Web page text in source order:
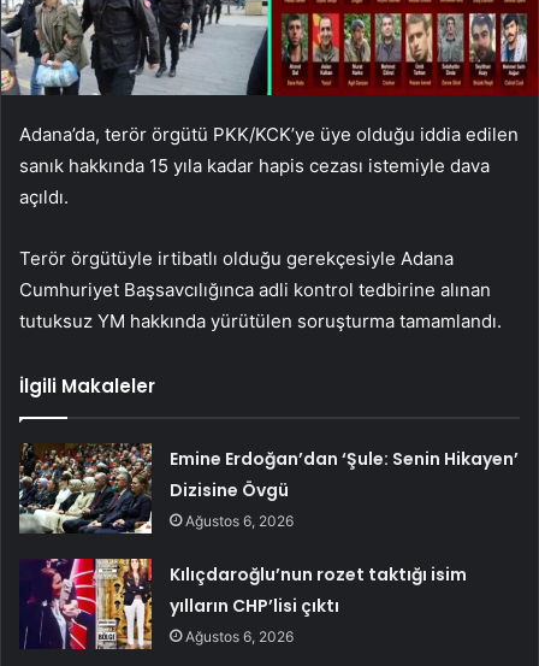
Adana’da, terör örgütü PKK/KCK’ye üye olduğu iddia edilen
sanık hakkında 15 yıla kadar hapis cezası istemiyle dava
açıldı.
Terör örgütüyle irtibatlı olduğu gerekçesiyle Adana
Cumhuriyet Başsavcılığınca adli kontrol tedbirine alınan
tutuksuz YM hakkında yürütülen soruşturma tamamlandı.
İlgili Makaleler
Emine Erdoğan’dan ‘Şule: Senin Hikayen’
Dizisine Övgü
Ağustos 6, 2026
Kılıçdaroğlu’nun rozet taktığı isim
yılların CHP’lisi çıktı
Ağustos 6, 2026